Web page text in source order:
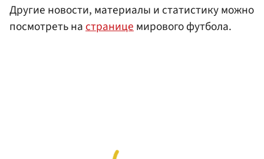
Другие новости, материалы и статистику можно
посмотреть настраницемирового футбола.